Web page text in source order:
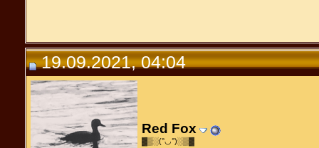
19.09.2021, 04:04
Red Fox
▓▒░(°◡°)░▒▓